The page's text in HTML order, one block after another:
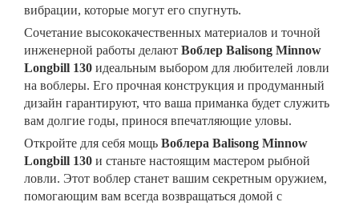
вибрации, которые могут его спугнуть.
Сочетание высококачественных материалов и точной
инженерной работы делают Воблер Balisong Minnow
Longbill 130 идеальным выбором для любителей ловли
на воблеры. Его прочная конструкция и продуманный
дизайн гарантируют, что ваша приманка будет служить
вам долгие годы, принося впечатляющие уловы.
Откройте для себя мощь Воблера Balisong Minnow
Longbill 130 и станьте настоящим мастером рыбной
ловли. Этот воблер станет вашим секретным оружием,
помогающим вам всегда возвращаться домой с